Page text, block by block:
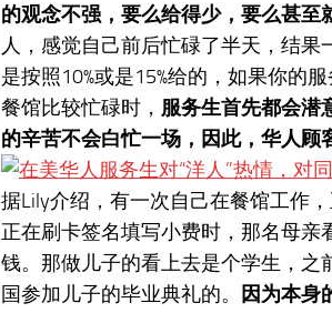
的观念不强，要么给得少，要么甚至
人，感觉自己前后忙碌了半天，结果
是按照10%或是15%给的，如果你的
餐馆比较忙碌时， 服务生首先都会潜
的辛苦不会白忙一场， 因此，华人顾
据Lily介绍，有一次自己在餐馆工作
正在刷卡签名填写小费时，那名母
钱。那做儿子的看上去是个学生，
国参加儿子的毕业典礼的。
因为本身